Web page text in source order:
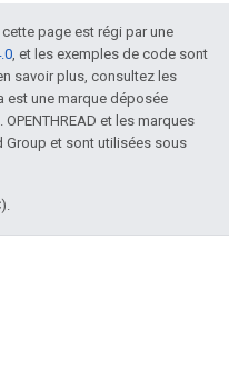
page est régi par une
, et les exemples de code sont
savoir plus, consultez les
est une marque déposée
et les marques
Group et sont utilisées sous